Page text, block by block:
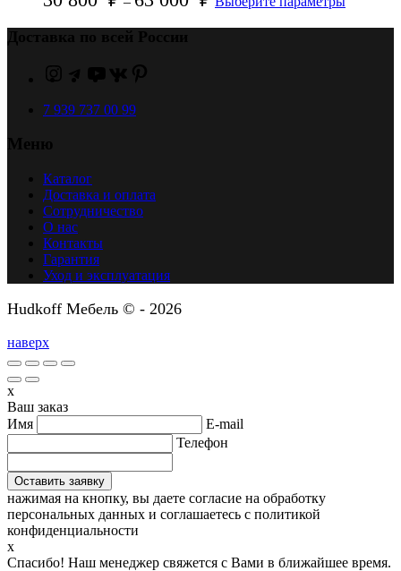
Доставка по всей России
7 939 737 00 99
Меню
Каталог
Доставка и оплата
Сотрудничество
О нас
Контакты
Гарантия
Уход и эксплуатация
Hudkoff Мебель © - 2026
наверх
x
Ваш заказ
Имя
E-mail
Телефон
нажимая на кнопку, вы даете согласие на обработку
персональных данных и соглашаетесь c политикой
конфиденциальности
x
Спасибо! Наш менеджер свяжется с Вами в ближайшее время.